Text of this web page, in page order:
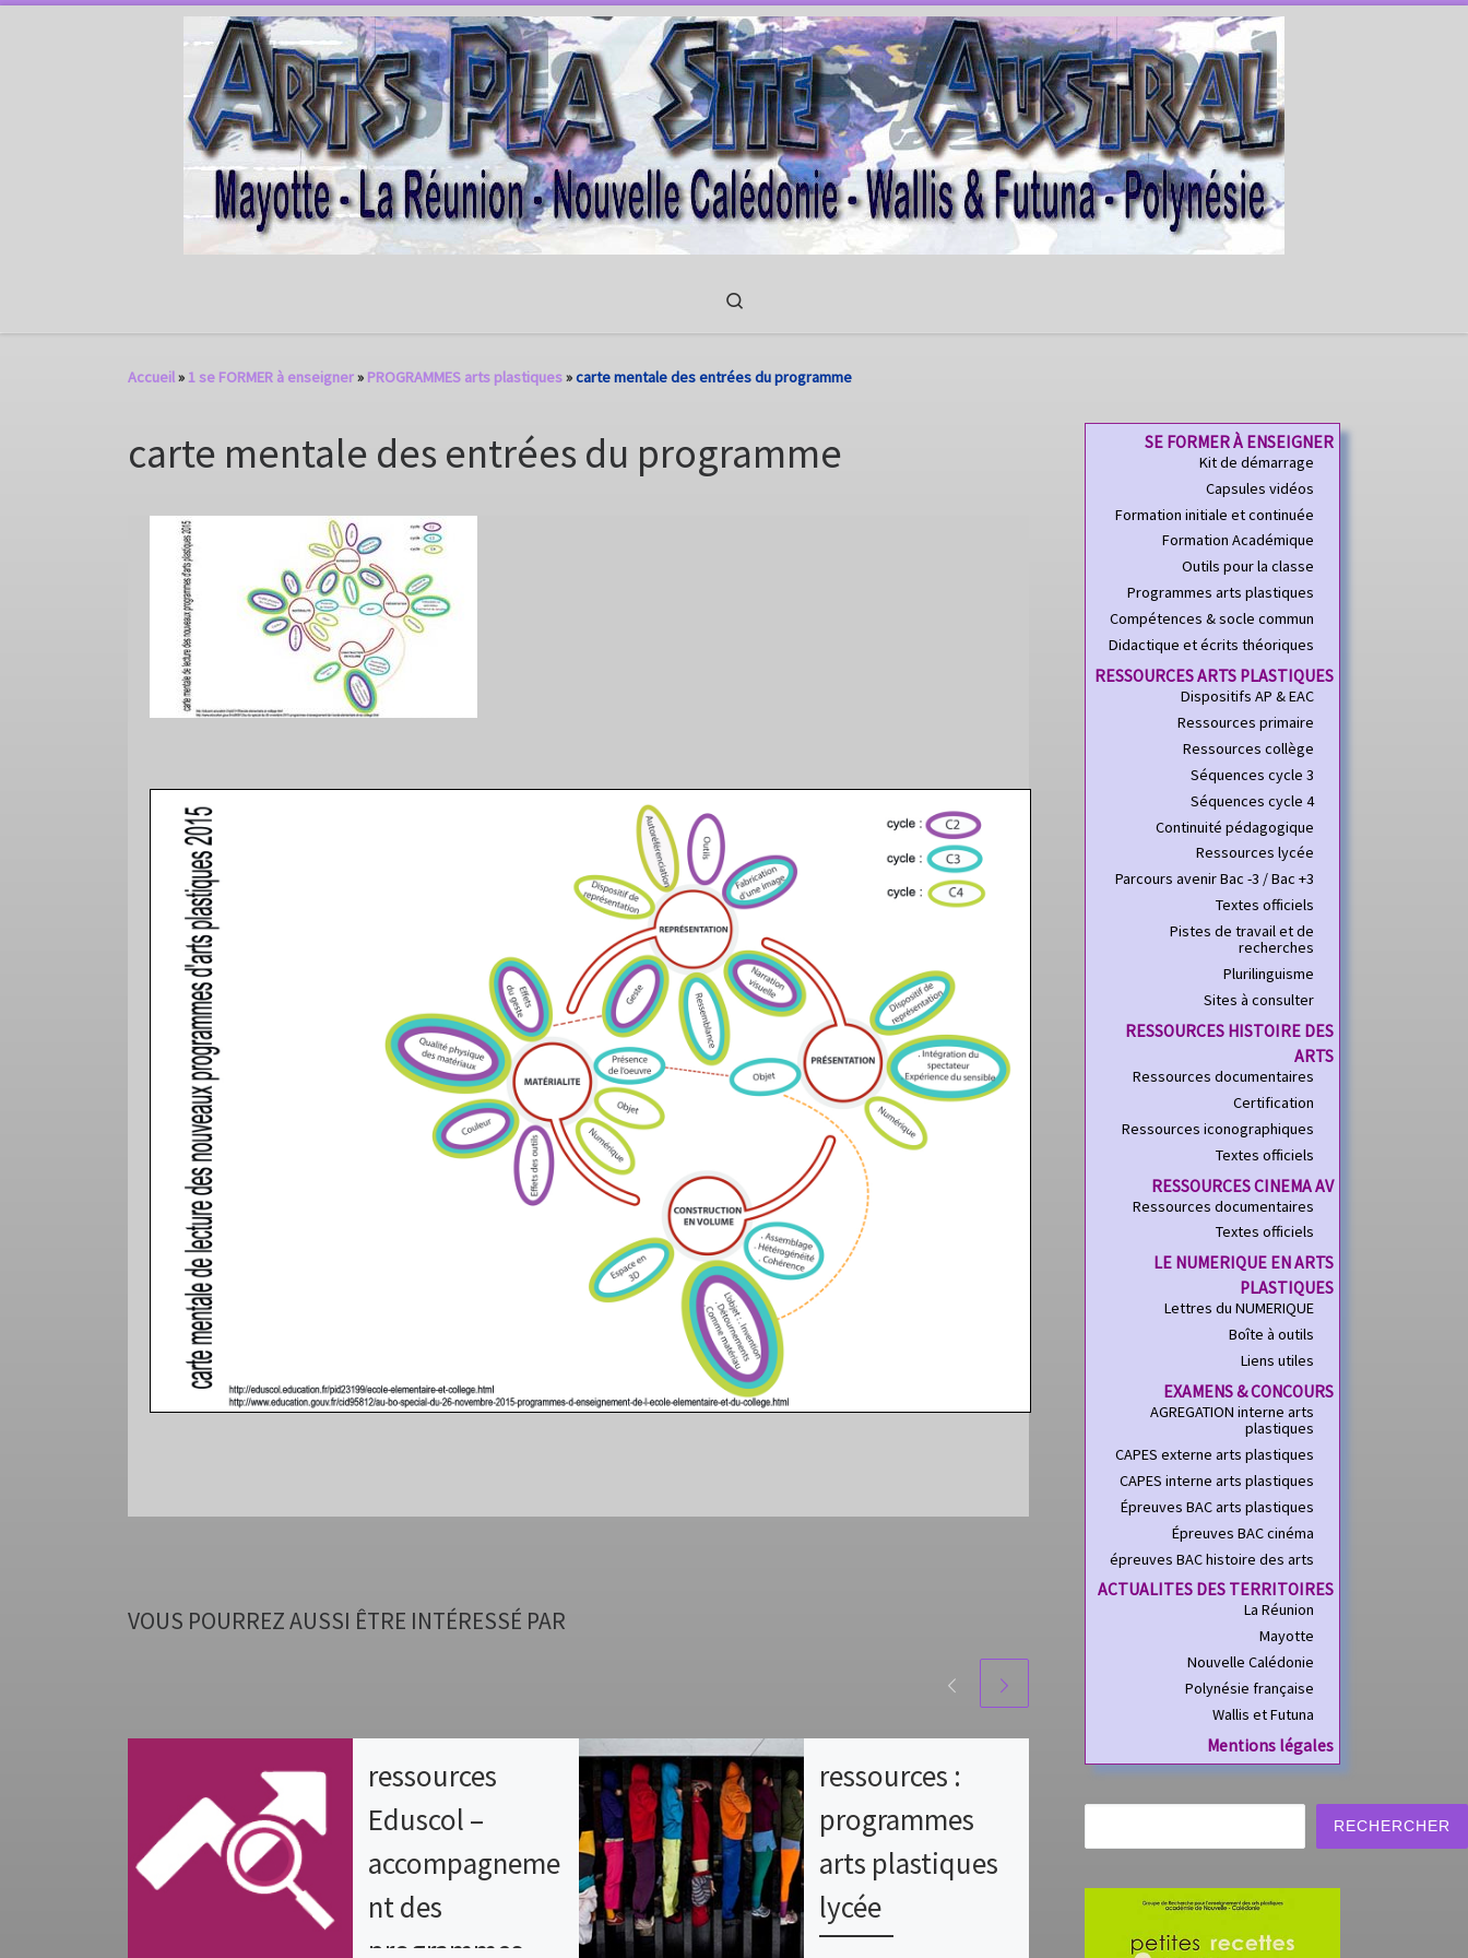
Accueil»1 se FORMER à enseigner» PROGRAMMES arts plastiques»carte mentale des entrées du programme
carte mentale des entrées du programme
VOUS POURREZ AUSSI ÊTRE INTÉRESSÉ PAR
ressources
Eduscol –
accompagneme
nt des
programmes
ressources :
programmes
arts plastiques
lycée
documents
d’accompagne
programmes de
lycée – fiches 1
SE FORMER À ENSEIGNER
Kit de démarrage
Capsules vidéos
Formation initiale et continuée
Formation Académique
Outils pour la classe
Programmes arts plastiques
Compétences & socle commun
Didactique et écrits théoriques
RESSOURCES ARTS PLASTIQUES
Dispositifs AP & EAC
Ressources primaire
Ressources collège
Séquences cycle 3
Séquences cycle 4
Continuité pédagogique
Ressources lycée
Parcours avenir Bac -3 / Bac +3
Textes officiels
Pistes de travail et de
recherches
Plurilinguisme
Sites à consulter
RESSOURCES HISTOIRE DES
ARTS
Ressources documentaires
Certification
Ressources iconographiques
Textes officiels
RESSOURCES CINEMA AV
Ressources documentaires
Textes officiels
LE NUMERIQUE EN ARTS
PLASTIQUES
Lettres du NUMERIQUE
Boîte à outils
Liens utiles
EXAMENS & CONCOURS
AGREGATION interne arts
plastiques
CAPES externe arts plastiques
CAPES interne arts plastiques
Épreuves BAC arts plastiques
Épreuves BAC cinéma
épreuves BAC histoire des arts
ACTUALITES DES TERRITOIRES
La Réunion
Mayotte
Nouvelle Calédonie
Polynésie française
Wallis et Futuna
Mentions légales
RECHERCHER